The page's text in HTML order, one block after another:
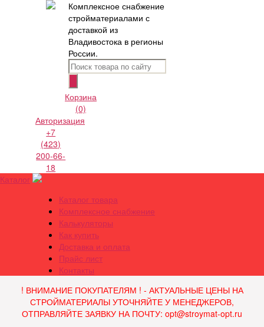
Комплексное снабжение
стройматериалами с
доставкой из
Владивостока в регионы
России.
Корзина
(0)
Авторизация
+7
(423)
200-66-
18
Каталог
Каталог товара
Комплексное снабжение
Калькуляторы
Как купить
Доставка и оплата
Прайс лист
Контакты
! ВНИМАНИЕ ПОКУПАТЕЛЯМ ! - АКТУАЛЬНЫЕ ЦЕНЫ НА
СТРОЙМАТЕРИАЛЫ УТОЧНЯЙТЕ У МЕНЕДЖЕРОВ,
ОТПРАВЛЯЙТЕ ЗАЯВКУ НА ПОЧТУ: opt@stroymat-opt.ru